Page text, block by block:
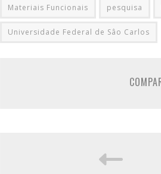
Materiais Funcionais pesquisa
Universidade Federal de Sâo Carlos